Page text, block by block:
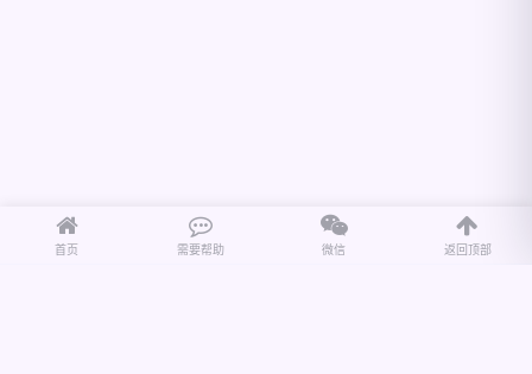
首页 需要帮助 微信 返回顶部